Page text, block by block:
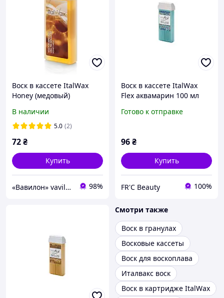
Воск в кассете ItalWax
Honey (медовый)
В наличии
5.0 (2)
72₴
Купить
«Вавилон» vavilon-shop.com.ua 98%
Воск в кассете ItalWax
Flex аквамарин 100 мл
Готово к отправке
96₴
Купить
FR'C Beauty 100%
Смотри также
Воск в гранулах
Восковые кассеты
Воск для воскоплава
Италвакс воск
Воск в картридже ItalWax